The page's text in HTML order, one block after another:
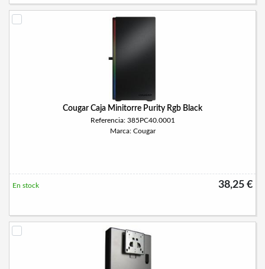
Cougar Caja Minitorre Purity Rgb Black
Referencia: 385PC40.0001
Marca: Cougar
38,25 €
En stock